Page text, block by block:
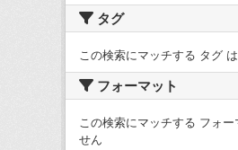
タグ
この検索にマッチする タグ
フォーマット
この検索にマッチする フォー
せん